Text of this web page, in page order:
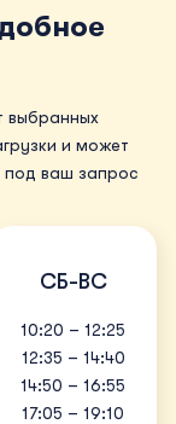
выбранных
и может
под ваш запрос
СБ-ВС
10:20 – 12:25
12:35 – 14:40
14:50 – 16:55
17:05 – 19:10